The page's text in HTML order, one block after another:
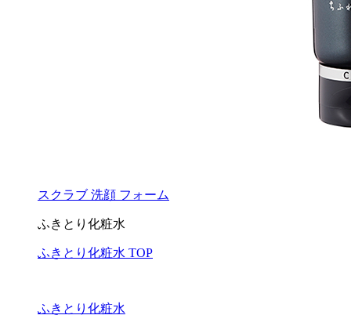
スクラブ 洗顔 フォーム
ふきとり化粧水
ふきとり化粧水 TOP
ふきとり化粧水